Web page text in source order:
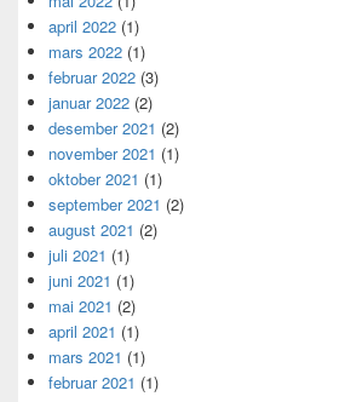
april 2022 (1)
mars 2022 (1)
februar 2022 (3)
januar 2022 (2)
desember 2021 (2)
november 2021 (1)
oktober 2021 (1)
september 2021 (2)
august 2021 (2)
juli 2021 (1)
juni 2021 (1)
mai 2021 (2)
april 2021 (1)
mars 2021 (1)
februar 2021 (1)